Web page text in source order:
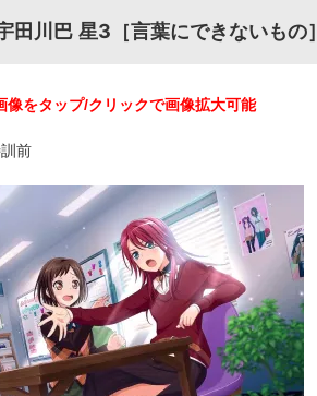
田川巴星3［言葉にできないもの］
像をタップ/クリックで画像拡大可能
前